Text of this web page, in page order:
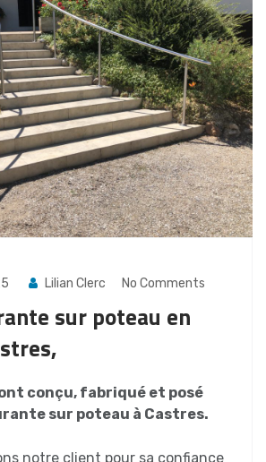
Lilian Clerc No Comments
sur poteau en
conçu, fabriqué et posé
sur poteau à Castres.
notre client pour sa confiance